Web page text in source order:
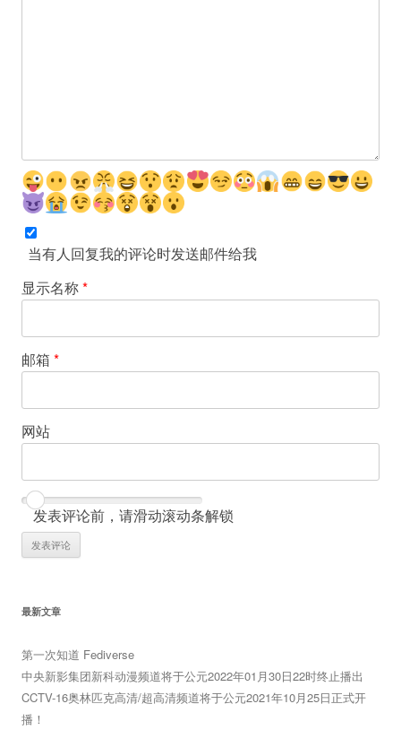
当有人回复我的评论时发送邮件给我
显示名称*
邮箱 *
网站
发表评论前，请滑动滚动条解锁
最新文章
第一次知道 Fediverse
中央新影集团新科动漫频道将于公元2022年01月30日22时终止播出
CCTV-16奥林匹克高清/超高清频道将于公元2021年10月25日正式开
播！